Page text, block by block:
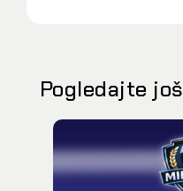
Pogledajte još